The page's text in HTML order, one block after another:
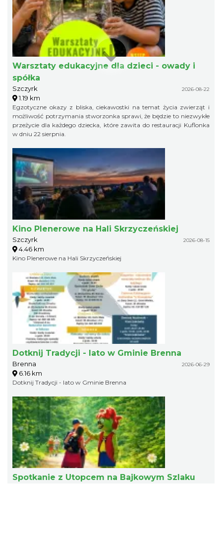
Warsztaty edukacyjne dla dzieci - owady i
spółka
Szczyrk 2026-08-22
1.19 km
Egzotyczne okazy z bliska, ciekawostki na temat życia zwierząt i
możliwość potrzymania stworzonka sprawi, że będzie to niezwykłe
przeżycie dla każdego dziecka, które zawita do restauracji Kuflonka
w dniu 22 sierpnia.
Kino Plenerowe na Hali Skrzyczeńskiej
Szczyrk 2026-08-15
4.46 km
Kino Plenerowe na Hali Skrzyczeńskiej
Dotknij Tradycji - lato w Gminie Brenna
Brenna 2026-06-29
6.16 km
Dotknij Tradycji - lato w Gminie Brenna
Spotkanie z Utopcem na Bajkowym Szlaku